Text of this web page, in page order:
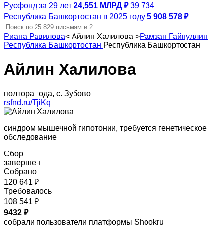
Русфонд за 29 лет 24,551 МЛРД ₽ 39 734
Республика Башкортостан в 2025 году 5 908 578 ₽
Риана Равилова< Айлин Халилова >Рамзан Гайнуллин
Республика Башкортостан Республика Башкортостан
Айлин Халилова
полтора года, с. Зубово
rsfnd.ru/TjiKq
синдром мышечной гипотонии, требуется генетическое
обследование
Сбор
завершен
Собрано
120 641 ₽
Требовалось
108 541 ₽
9432 ₽
собрали пользователи платформы Shookru